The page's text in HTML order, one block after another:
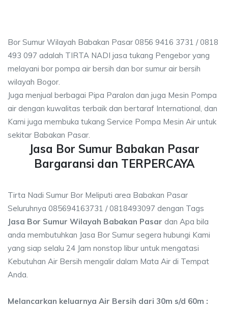
Bor Sumur Wilayah Babakan Pasar 0856 9416 3731 / 0818
493 097 adalah TIRTA NADI jasa tukang Pengebor yang
melayani bor pompa air bersih dan bor sumur air bersih
wilayah Bogor.
Juga menjual berbagai Pipa Paralon dan juga Mesin Pompa
air dengan kuwalitas terbaik dan bertaraf International, dan
Kami juga membuka tukang Service Pompa Mesin Air untuk
sekitar Babakan Pasar.
Jasa Bor Sumur Babakan Pasar
Bargaransi dan TERPERCAYA
Tirta Nadi Sumur Bor Meliputi area Babakan Pasar
Seluruhnya 085694163731 / 0818493097 dengan Tags
Jasa Bor Sumur Wilayah Babakan Pasar dan Apa bila
anda membutuhkan Jasa Bor Sumur segera hubungi Kami
yang siap selalu 24 Jam nonstop libur untuk mengatasi
Kebutuhan Air Bersih mengalir dalam Mata Air di Tempat
Anda.
Melancarkan keluarnya Air Bersih dari 30m s/d 60m :